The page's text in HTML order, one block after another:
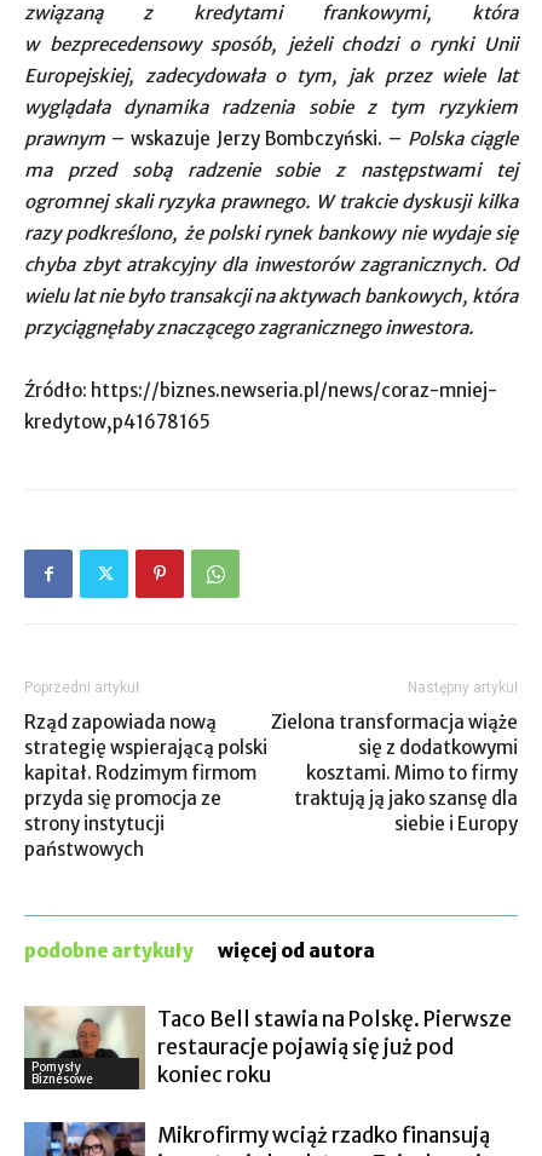
związaną z kredytami frankowymi, która
w bezprecedensowy sposób, jeżeli chodzi o rynki Unii
Europejskiej, zadecydowała o tym, jak przez wiele lat
wyglądała dynamika radzenia sobie z tym ryzykiem
prawnym – wskazuje Jerzy Bombczyński. – Polska ciągle
ma przed sobą radzenie sobie z następstwami tej
ogromnej skali ryzyka prawnego. W trakcie dyskusji kilka
razy podkreślono, że polski rynek bankowy nie wydaje się
chyba zbyt atrakcyjny dla inwestorów zagranicznych. Od
wielu lat nie było transakcji na aktywach bankowych, która
przyciągnęłaby znaczącego zagranicznego inwestora.
Źródło: https://biznes.newseria.pl/news/coraz-mniej-
kredytow,p41678165
Poprzedni artykuł
Rząd zapowiada nową
strategię wspierającą polski
kapitał. Rodzimym firmom
przyda się promocja ze
strony instytucji
państwowych
Następny artykuł
Zielona transformacja wiąże
się z dodatkowymi
kosztami. Mimo to firmy
traktują ją jako szansę dla
siebie i Europy
podobne artykuły więcej od autora
Pomysły
Biznesowe
Taco Bell stawia na Polskę. Pierwsze
restauracje pojawią się już pod
koniec roku
Mikrofirmy wciąż rzadko finansują